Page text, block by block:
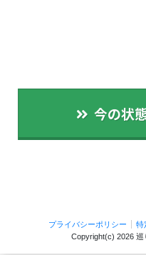
今の状
プライバシーポリシー 特
Copyright(c) 2026 巡